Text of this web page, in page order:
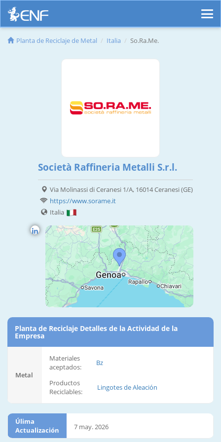
Planta de Reciclaje de Metal Italia So.Ra.Me.
Società Raffineria Metalli S.r.l.
Via Molinassi di Ceranesi 1/A, 16014 Ceranesi (GE)
https://www.sorame.it
Italia
Planta de Reciclaje Detalles de la Actividad de la
Empresa
Metal
Materiales
aceptados:
Bz
Productos
Reciclables:
Lingotes de Aleación
Úlima
Actualización
7 may. 2026